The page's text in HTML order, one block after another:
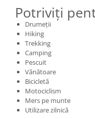
Potriviți
Drumeții
Hiking
Trekking
Camping
Pescuit
Vânătoare
Bicicletă
Motociclism
Mers pe munte
Utilizare zilnică